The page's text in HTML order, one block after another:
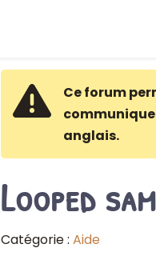
Ce forum
anglais.
Looped
Catégorie : Aide